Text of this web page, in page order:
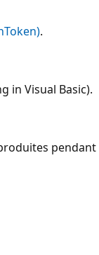
.
in Visual Basic).
pendant